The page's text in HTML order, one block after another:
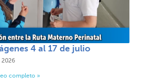
4 al 17 de julio
2026
completo »